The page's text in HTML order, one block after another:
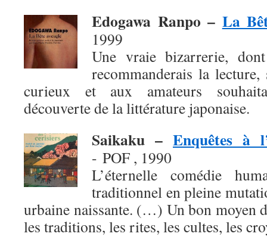
Edogawa Ranpo – La
1999
Une vraie bizarrerie,
recommanderais la
curieux et aux amateurs
découverte de la littérature japonaise.
Saikaku – Enquêtes à
- POF , 1990
L’éternelle comédie
traditionnel en pleine
urbaine naissante. (…) Un bon moyen
les traditions, les rites, les cultes, les